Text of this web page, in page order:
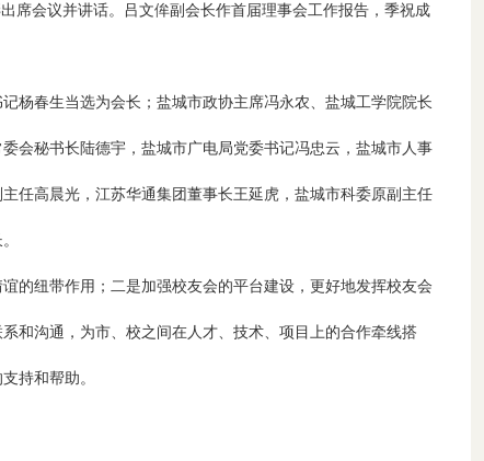
席会议并讲话。吕文侔副会长作首届理事会工作报告，季祝成
春生当选为会长；盐城市政协主席冯永农、盐城工学院院长
会秘书长陆德宇，盐城市广电局党委书记冯忠云，盐城市人事
任高晨光，江苏华通集团董事长王延虎，盐城市科委原副主任
纽带作用；二是加强校友会的平台建设，更好地发挥校友会
和沟通，为市、校之间在人才、技术、项目上的合作牵线搭
持和帮助。